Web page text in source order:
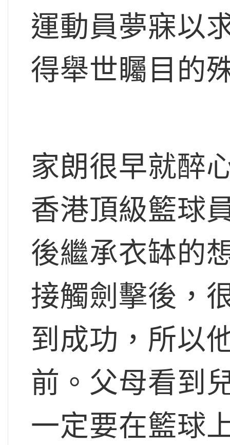
運動員夢寐以
得舉世矚目的
家朗很早就醉
香港頂級籃球
後繼承衣缽的
接觸劍擊後，
到成功，所以
前。父母看到
一定要在籃球